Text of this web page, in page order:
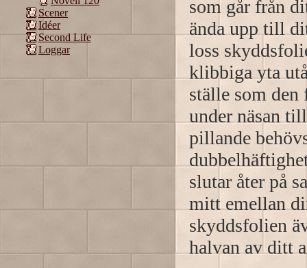
Scener
Idéer
Second Life
Loggar
som går från
ända upp till
loss
klibbiga yta
ställe som den
under näsan
pillande
slutar åter på
mitt emellan
skyddsfolien
halvan av ditt